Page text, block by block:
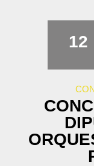
12